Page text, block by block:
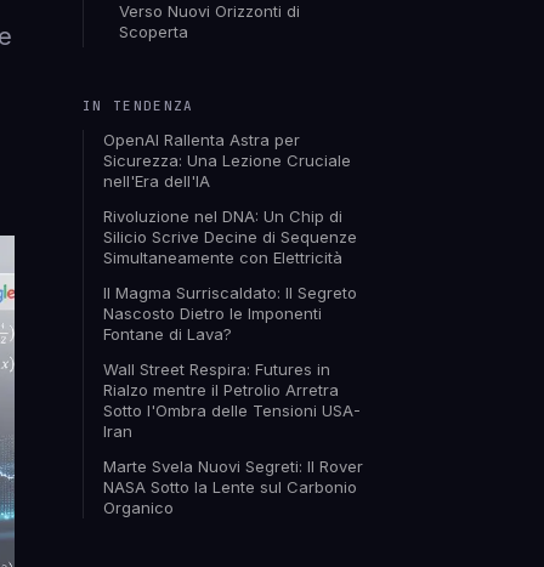
Verso Nuovi Orizzonti di
Scoperta
IN TENDENZA
OpenAI Rallenta Astra per
Sicurezza: Una Lezione Cruciale
nell'Era dell'IA
Rivoluzione nel DNA: Un Chip di
Silicio Scrive Decine di Sequenze
Simultaneamente con Elettricità
Il Magma Surriscaldato: Il Segreto
Nascosto Dietro le Imponenti
Fontane di Lava?
Wall Street Respira: Futures in
Rialzo mentre il Petrolio Arretra
Sotto l'Ombra delle Tensioni USA-
Iran
Marte Svela Nuovi Segreti: Il Rover
NASA Sotto la Lente sul Carbonio
Organico